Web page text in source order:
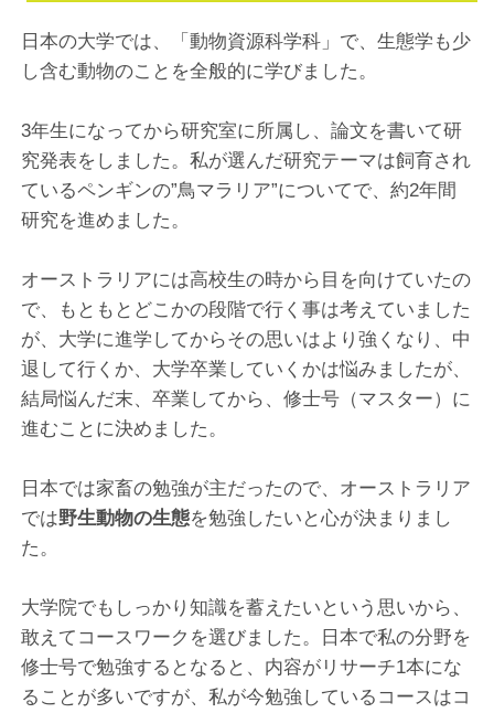
日本の大学では、「動物資源科学科」で、生態学も少
し含む動物のことを全般的に学びました。
3年生になってから研究室に所属し、論文を書いて研
究発表をしました。私が選んだ研究テーマは飼育され
ているペンギンの”鳥マラリア”についてで、約2年間
研究を進めました。
オーストラリアには高校生の時から目を向けていたの
で、もともとどこかの段階で行く事は考えていました
が、大学に進学してからその思いはより強くなり、中
退して行くか、大学卒業していくかは悩みましたが、
結局悩んだ末、卒業してから、修士号（マスター）に
進むことに決めました。
日本では家畜の勉強が主だったので、オーストラリア
では野生動物の生態を勉強したいと心が決まりまし
た。
大学院でもしっかり知識を蓄えたいという思いから、
敢えてコースワークを選びました。日本で私の分野を
修士号で勉強するとなると、内容がリサーチ1本にな
ることが多いですが、私が今勉強しているコースはコ